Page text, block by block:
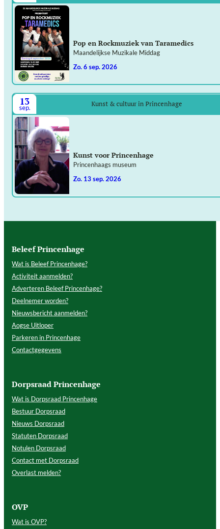
Pop en Rockmuziek van Taramedics
Maandelijkse Muzikale Middag
zo. 6 sep. 2026
13
sep. Kunst & cultuur in Princenhage
Kunst voor Princenhage
Princenhaags museum
zo. 13 sep. 2026
Beleef Princenhage
Wat is Beleef Princenhage?
Activiteit aanmelden?
Adverteren Beleef Princenhage?
Deelnemer worden?
Nieuwsbericht aanmelden?
Aogse Uitloper
Parkeren in Princenhage
Contactgegevens
Dorpsraad Princenhage
Wat is Dorpsraad Princenhage
Bestuur Dorpsraad
Nieuws Dorpsraad
Statuten Dorpsraad
Notulen Dorpsraad
Contact met Dorpsraad
Overlast melden?
OVP
Wat is OVP?